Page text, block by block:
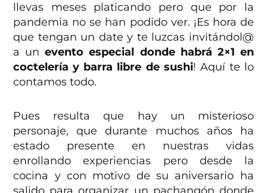
llevas meses platicando pero que por la
pandemia no se han podido ver. ¡Es hora de
que tengan un date y te luzcas invitándol@
a un evento especial donde habrá 2×1 en
coctelería y barra libre de sushi! Aquí te lo
contamos todo.
Pues resulta que hay un misterioso
personaje, que durante muchos años ha
estado presente en nuestras vidas
enrollando experiencias pero desde la
cocina y con motivo de su aniversario ha